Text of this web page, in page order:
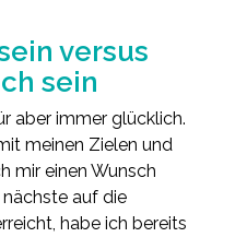
versus
sein
aber immer glücklich.
meinen Zielen und
mir einen Wunsch
auf die
habe ich bereits